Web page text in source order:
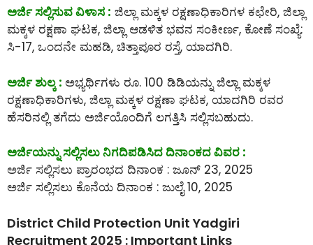
ಅರ್ಜಿ ಸಲ್ಲಿಸುವ ವಿಳಾಸ : ಜಿಲ್ಲಾ ಮಕ್ಕಳ ರಕ್ಷಣಾಧಿಕಾರಿಗಳ ಕಛೇರಿ, ಜಿಲ್ಲಾ
ಮಕ್ಕಳ ರಕ್ಷಣಾ ಘಟಕ, ಜಿಲ್ಲಾ ಆಡಳಿತ ಭವನ ಸಂಕೀರ್ಣ, ಕೋಣೆ ಸಂಖ್ಯೆ:
ಸಿ-17, ಒಂದನೇ ಮಹಡಿ, ಚಿತ್ತಾಪೂರ ರಸ್ತೆ, ಯಾದಗಿರಿ.
ಅರ್ಜಿ ಶುಲ್ಕ : ಅಭ್ಯರ್ಥಿಗಳು ರೂ. 100 ಡಿಡಿಯನ್ನು ಜಿಲ್ಲಾ ಮಕ್ಕಳ
ರಕ್ಷಣಾಧಿಕಾರಿಗಳು, ಜಿಲ್ಲಾ ಮಕ್ಕಳ ರಕ್ಷಣಾ ಘಟಕ, ಯಾದಗಿರಿ ರವರ
ಹೆಸರಿನಲ್ಲಿ ತಗೆದು ಅರ್ಜಿಯೊಂದಿಗೆ ಲಗತ್ತಿಸಿ ಸಲ್ಲಿಸಬಹುದು.
ಅರ್ಜಿಯನ್ನು ಸಲ್ಲಿಸಲು ನಿಗದಿಪಡಿಸಿದ ದಿನಾಂಕದ ವಿವರ :
ಅರ್ಜಿ ಸಲ್ಲಿಸಲು ಪ್ರಾರಂಭದ ದಿನಾಂಕ : ಜೂನ್ 23, 2025
ಅರ್ಜಿ ಸಲ್ಲಿಸಲು ಕೊನೆಯ ದಿನಾಂಕ : ಜುಲೈ 10, 2025
District Child Protection Unit Yadgiri
Recruitment 2025 : Important Links